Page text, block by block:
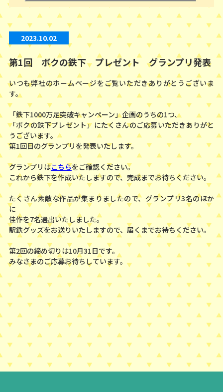
2023.10.02
第1回 ボクの鉄下 プレゼント グランプリ発表
いつも弊社のホームページをご覧いただきありがとうございま
す。
「鉄下1000万足突破キャンペーン」企画のうちの1つ、
「ボクの鉄下プレゼント」にたくさんのご応募いただきありがと
うございます。
第1回目のグランプリを発表いたします。
グランプリはこちらをご確認ください。
これから鉄下を作成いたしますので、完成までお待ちください。
たくさん素敵な作品が集まりましたので、グランプリ3名のほか
に
佳作を7名選出いたしました。
駅鉄グッズをお送りいたしますので、届くまでお待ちください。
第2回の締め切りは10月31日です。
みなさまのご応募お待ちしています。